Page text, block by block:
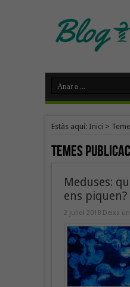
Estàs aquí: Inici >
Temes
Meduses:
ens piquen?
2 juliol 2018 Deixa